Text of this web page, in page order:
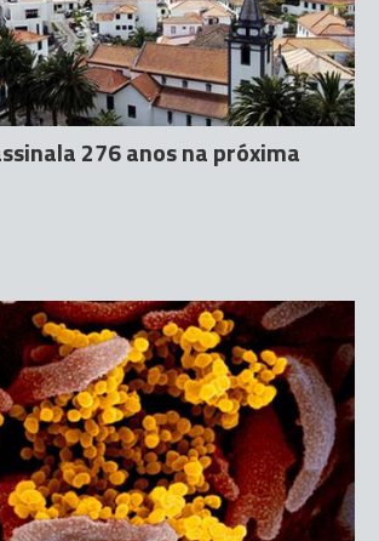
276 anos na próxima